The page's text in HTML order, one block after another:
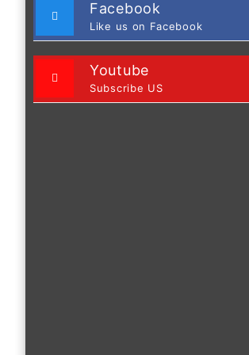
Facebook
Like us on Facebook
Youtube
Subscribe US